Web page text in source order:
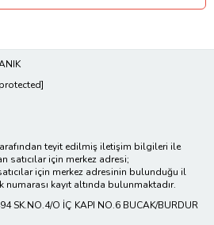
teyit edilmiş iletişim bilgileri ile
satıcılar için merkez adresi;
için merkez adresinin bulunduğu il
kayıt altında bulunmaktadır.
SK.NO.4/O İÇ KAPI NO.6 BUCAK/BURDUR